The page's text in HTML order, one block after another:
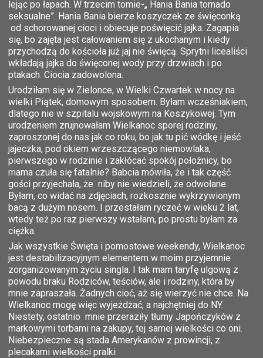
lejąc po łapach. W trzecim tomie-„ Hania Bania tornado
seksualne”. Hania Bania bierze koszyczek ze święconką
od schorowanej cioci i obiecuje poświęcić jajka. Zagapia
się, bo zajęta jest całowaniem się z ukochanym i kiedy
przychodzą do kościoła już jaj nie święcą. Sprytni licealiści
wkładają jajka do święconej wody przy drzwiach i po
ptakach. Ciocia zadowolona.
Urodziłam się w Zielonce, w Wielki Czwartek w nocy na
wielki Piątek, domowym sposobem. Byłam wcześniakiem,
dlatego nie w szpitalu wojskowym na Koszykowej. Tym
urodzeniem zrujnowałam Wielkanoc sporej rodziny,
zaproszonej do nas jak co roku, bo jak tu pić wódkę i jeść
jajeczka, pod okiem wrzeszczącego niemowlaka,
pierwszego w rodzinie i zakłócać spokój położnicy, bo
mama czuła się fatalnie? Babcia mówiła, że i tak część
gości przyjechała, że niby nie wiedzieli, że odwołane.
Byłam, co widać na zdjęciach, rozkosznie wykrzywionym
bacą z dużym nosem. I przestałam ryczeć w wieku 2 lat,
wtedy też po raz pierwszy wstałam, po prostu byłam za
ciężka.
Jak wszystkie Święta i pomostowe weekendy, Wielkanoc
jest destabilizacyjnym elementem w moim przyjemnie
zorganizowanym życiu singla. I tak mam taryfę ulgową z
powodu braku Rodziców, teściów, ale i rodziny, która by
mnie zapraszała. Żadnych cioć, aż się wierzyć nie chce. Na
Wielkanoc mogę więc wyjeżdżać, a najchętniej do NY.
Niestety, ostatnio mnie przeraziły tłumy Japończyków z
markowymi torbami na zakupy, tej samej wielkości co oni.
Niebezpieczne są stada Amerykanów z prowincji, z
plecakami wielkości pralki